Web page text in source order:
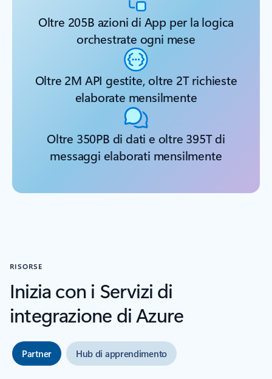
Oltre 205B azioni di App per la logica
orchestrate ogni mese
Oltre 2M API gestite, oltre 2T richieste
elaborate mensilmente
Oltre 350PB di dati e oltre 395T di
messaggi elaborati mensilmente
RISORSE
Inizia con i Servizi di
integrazione di Azure
Partner Hub di apprendimento